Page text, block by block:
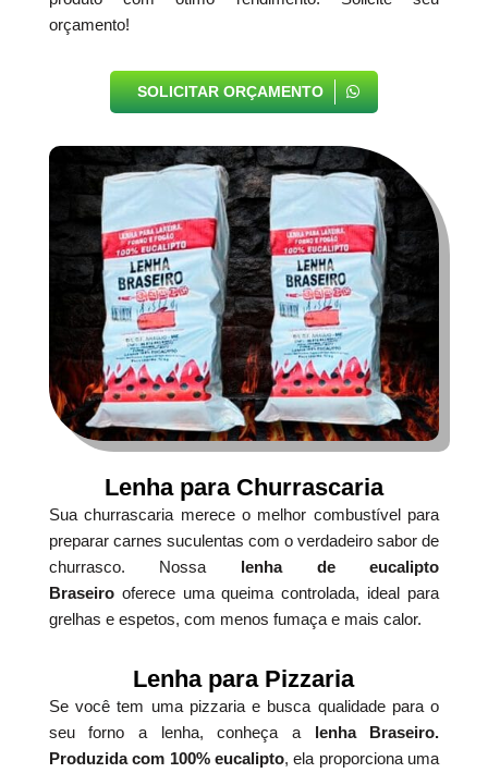
orçamento!
SOLICITAR ORÇAMENTO
Lenha para Churrascaria
Sua churrascaria merece o melhor combustível para
preparar carnes suculentas com o verdadeiro sabor de
churrasco. Nossa lenha de eucalipto
Braseirooferece uma queima controlada, ideal para
grelhas e espetos, com menos fumaça e mais calor.
Lenha para Pizzaria
Se você tem uma pizzaria e busca qualidade para o
seu forno a lenha, conheça a lenha Braseiro.
Produzida com 100% eucalipto, ela proporciona uma